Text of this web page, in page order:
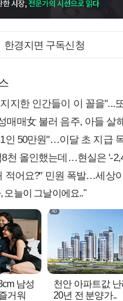
한경지면 구독신청
한 인간들이 이 꼴을"...또 소
매매女 불러 음주, 아들 살
인 50만원"…이달 초 지급
8천 올인했는데…현실은 '-
적어요?" 민원 폭발…세상
오늘이 그날이에요.."
남성
거워
천안 아파트값
20년 전 분양가..